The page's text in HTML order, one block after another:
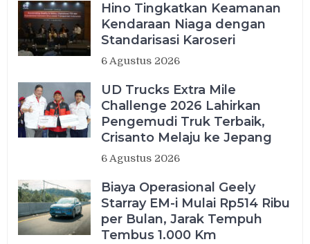
Hino Tingkatkan Keamanan
Kendaraan Niaga dengan
Standarisasi Karoseri
6 Agustus 2026
UD Trucks Extra Mile
Challenge 2026 Lahirkan
Pengemudi Truk Terbaik,
Crisanto Melaju ke Jepang
6 Agustus 2026
Biaya Operasional Geely
Starray EM-i Mulai Rp514 Ribu
per Bulan, Jarak Tempuh
Tembus 1.000 Km